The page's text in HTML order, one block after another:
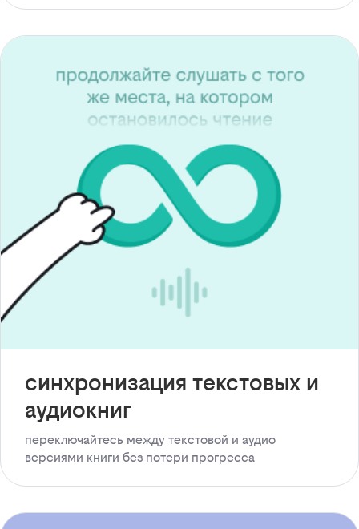
синхронизация текстовых и
аудиокниг
переключайтесь между текстовой и аудио
версиями книги без потери прогресса